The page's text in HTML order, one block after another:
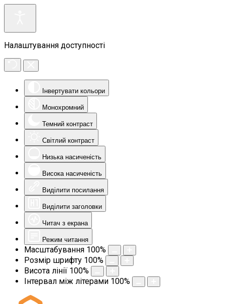
Налаштування доступності
Інвертувати кольори
Монохромний
Темний контраст
Світлий контраст
Низька насиченість
Висока насиченість
Виділити посилання
Виділити заголовки
Читач з екрана
Режим читання
Масштабування 100%
Розмір шрифту 100%
Висота лінії 100%
Інтервал між літерами 100%